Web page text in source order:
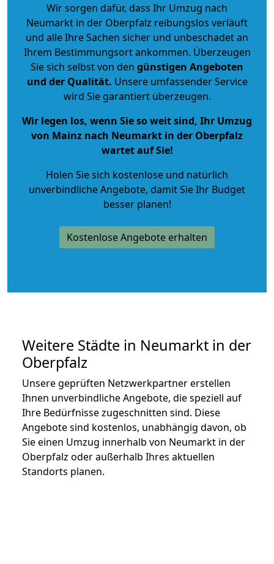
Wir sorgen dafür, dass Ihr Umzug nach
Neumarkt in der Oberpfalz reibungslos verläuft
und alle Ihre Sachen sicher und unbeschadet an
Ihrem Bestimmungsort ankommen. Überzeugen
Sie sich selbst von den günstigen Angeboten
und der Qualität. Unsere umfassender Service
wird Sie garantiert überzeugen.
Wir legen los, wenn Sie so weit sind, Ihr Umzug
von Mainz nach Neumarkt in der Oberpfalz
wartet auf Sie!
Holen Sie sich kostenlose und natürlich
unverbindliche Angebote, damit Sie Ihr Budget
besser planen!
Kostenlose Angebote erhalten
Weitere Städte in Neumarkt in der
Oberpfalz
Unsere geprüften Netzwerkpartner erstellen
Ihnen unverbindliche Angebote, die speziell auf
Ihre Bedürfnisse zugeschnitten sind. Diese
Angebote sind kostenlos, unabhängig davon, ob
Sie einen Umzug innerhalb von Neumarkt in der
Oberpfalz oder außerhalb Ihres aktuellen
Standorts planen.